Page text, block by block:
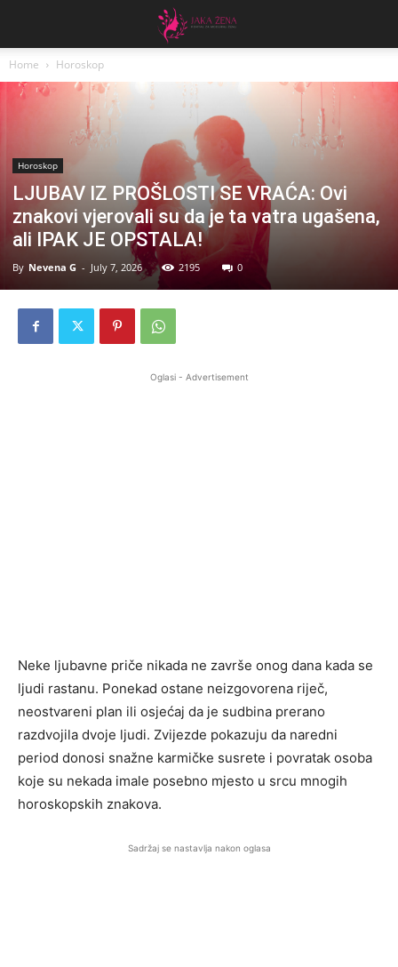
Home Horoskop
Horoskop
LJUBAV IZ PROŠLOSTI SE VRAĆA: Ovi
znakovi vjerovali su da je ta vatra ugašena,
ali IPAK JE OPSTALA!
By Nevena G - July 7, 2026 2195 0
Oglasi - Advertisement
Neke ljubavne priče nikada ne završe onog dana kada se
ljudi rastanu. Ponekad ostane neizgovorena riječ,
neostvareni plan ili osjećaj da je sudbina prerano
razdvojila dvoje ljudi. Zvijezde pokazuju da naredni
period donosi snažne karmičke susrete i povratak osoba
koje su nekada imale posebno mjesto u srcu mnogih
horoskopskih znakova.
Sadržaj se nastavlja nakon oglasa